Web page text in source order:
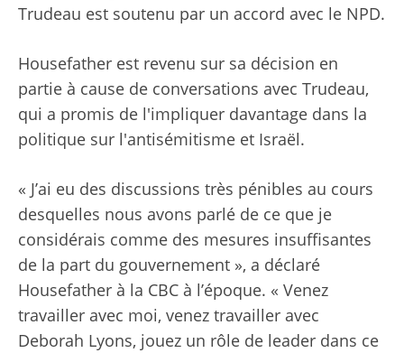
Trudeau est soutenu par un accord avec le NPD.
Housefather est revenu sur sa décision en
partie à cause de conversations avec Trudeau,
qui a promis de l'impliquer davantage dans la
politique sur l'antisémitisme et Israël.
« J’ai eu des discussions très pénibles au cours
desquelles nous avons parlé de ce que je
considérais comme des mesures insuffisantes
de la part du gouvernement », a déclaré
Housefather à la CBC à l’époque. « Venez
travailler avec moi, venez travailler avec
Deborah Lyons, jouez un rôle de leader dans ce